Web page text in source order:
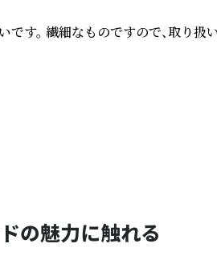
。 繊細なものですので、取り
の魅力に触れる